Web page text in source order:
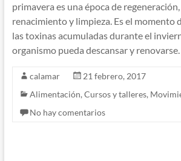
primavera es una época de
renacimiento y limpieza. Es el momento
las toxinas acumuladas durante el
organismo pueda descansar y renovarse.
calamar
21 febrero, 2017
Alimentación, Cursos y talleres,
No hay comentarios